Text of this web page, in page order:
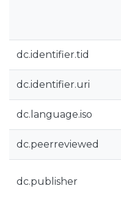
dc.identifier.tid
dc.identifier.uri
dc.language.iso
dc.peerreviewed
dc.publisher